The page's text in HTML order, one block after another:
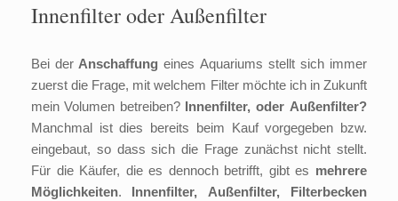
Innenfilter oder Außenfilter
Bei der Anschaffung eines Aquariums stellt sich immer
zuerst die Frage, mit welchem Filter möchte ich in Zukunft
mein Volumen betreiben? Innenfilter, oder Außenfilter?
Manchmal ist dies bereits beim Kauf vorgegeben bzw.
eingebaut, so dass sich die Frage zunächst nicht stellt.
Für die Käufer, die es dennoch betrifft, gibt es mehrere
Möglichkeiten. Innenfilter, Außenfilter, Filterbecken